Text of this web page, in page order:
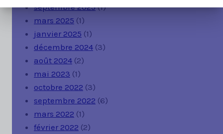
septembre 2025(1)
mars 2025 (1)
janvier 2025 (1)
décembre 2024 (3)
août 2024 (2)
mai 2023 (1)
octobre 2022 (3)
septembre 2022 (6)
mars 2022 (1)
février 2022 (2)